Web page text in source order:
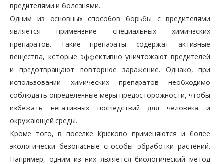
вредителями и болезнями.
Одним из основных способов борьбы с вредителями
является применение специальных химических
препаратов. Такие препараты содержат активные
вещества, которые эффективно уничтожают вредителей
и предотвращают повторное заражение. Однако, при
использовании химических препаратов необходимо
соблюдать определенные меры предосторожности, чтобы
избежать негативных последствий для человека и
окружающей среды.
Кроме того, в поселке Крюково применяются и более
экологически безопасные способы обработки растений.
Например, одним из них является биологический метод